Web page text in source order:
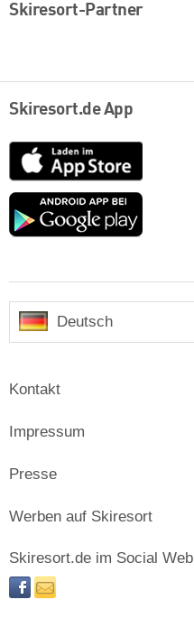
Skiresort-Partner
Skiresort.de App
App
Store
Google
Deutsch
Kontakt
Impressum
Presse
Werben auf Skiresort
Skiresort.de im Social Web
facebooknewsletter